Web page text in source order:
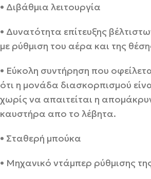
• Διβάθμια λειτουργία
• Δυνατότητα επίτευξης
με ρύθμιση του αέρα και της
• Εύκολη συντήρηση που
ότι η μονάδα διασκορπισμού
χωρίς να απαιτείται η
καυστήρα απο το λέβητα.
• Σταθερή μπούκα
• Μηχανικό ντάμπερ ρύθμισης